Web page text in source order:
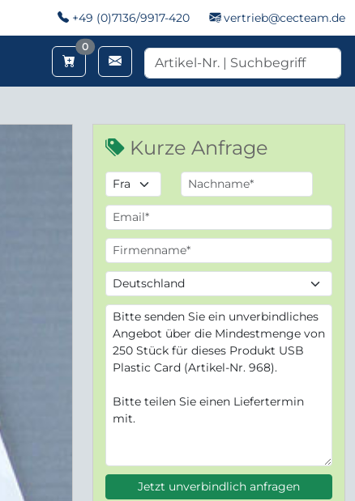
+49 (0)7136/9917-420 vertrieb@cecteam.de
0Merkzettel
Kurze Anfrage
Jetzt unverbindlich anfragen